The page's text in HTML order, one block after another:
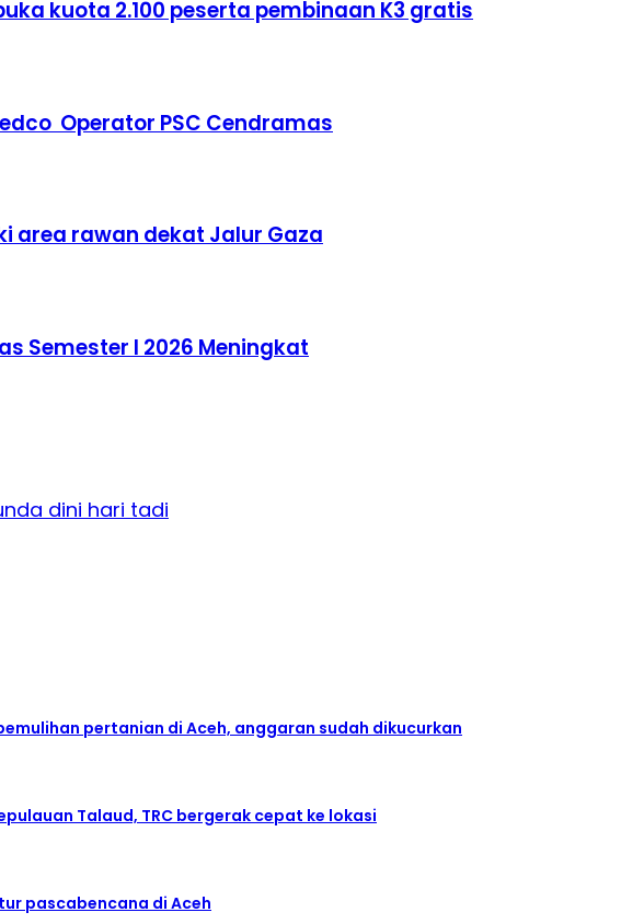
kuota 2.100 peserta pembinaan K3 gratis
Operator PSC Cendramas
area rawan dekat Jalur Gaza
Semester I 2026 Meningkat
dini hari tadi
pertanian di Aceh, anggaran sudah dikucurkan
Talaud, TRC bergerak cepat ke lokasi
pascabencana di Aceh